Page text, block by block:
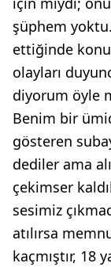
şüphem
ettiğinde
olayları
diyorum öyle
Benim bir
gösteren
dediler ama
çekimser
sesimiz
atılırsa
kaçmıştır, 18